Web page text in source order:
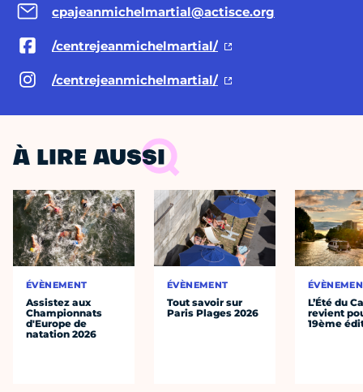
cpajeanmichelmartial@actisce.org
/centrejeanmichelmartial/
/centrejeanmichelmartial/
À LIRE AUSSI
ÉVÈNEMENT
Assistez aux
Championnats
d'Europe de
natation 2026
ÉVÈNEMENT
Tout savoir sur
Paris Plages 2026
L’Été du
revient
19ème